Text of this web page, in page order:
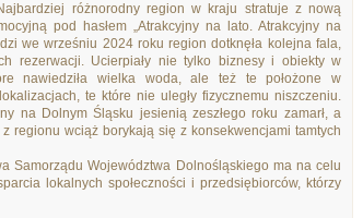
różnorodny region w kraju stratuje z nową
pod hasłem „Atrakcyjny na lato. Atrakcyjny na
we wrześniu 2024 roku region dotknęła kolejna fala,
rezerwacji. Ucierpiały nie tylko biznesy i obiekty w
nawiedziła wielka woda, ale też te położone w
te które nie uległy fizycznemu niszczeniu.
na Dolnym Śląsku jesienią zeszłego roku zamarł, a
regionu wciąż borykają się z konsekwencjami tamtych
Samorządu Województwa Dolnośląskiego ma na celu
lokalnych społeczności i przedsiębiorców, którzy